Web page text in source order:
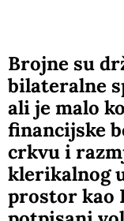
Brojne su
bilateralne
ali je malo
financijske
crkvu i
klerikalnog
prostor kao